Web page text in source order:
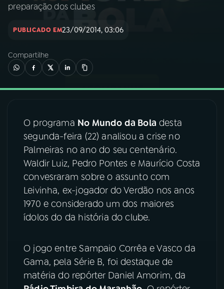
02A RÁDIO
04 PROGRAMAS
05PODCASTS
06VIDEOCASTS
08FESTIVAL DE MÚSICA
preparação dos clubes
PUBLICADO EM23/09/2014, 03:06
Compartilhe
O programa No Mundo da Bola desta
segunda-feira (22) analisou a crise no
Palmeiras no ano do seu centenário.
Waldir Luiz, Pedro Pontes e Maurício Costa
convesraram sobre o assunto com
Leivinha, ex-jogador do Verdão nos anos
1970 e considerado um dos maiores
ídolos do da história do clube.
O jogo entre Sampaio Corrêa e Vasco da
Gama, pela Série B, foi destaque de
matéria do repórter Daniel Amorim, da